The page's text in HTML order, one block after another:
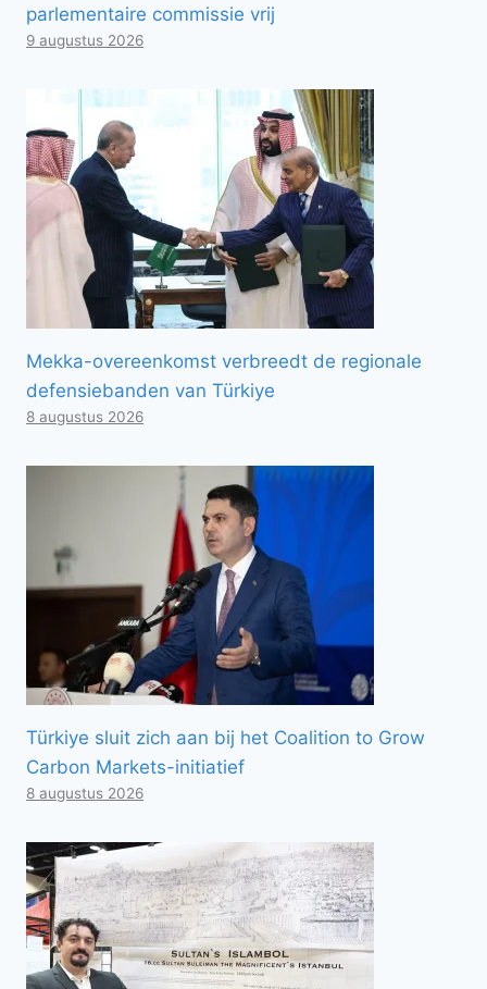
parlementaire commissie vrij
9 augustus 2026
Mekka-overeenkomst verbreedt de regionale
defensiebanden van Türkiye
8 augustus 2026
Türkiye sluit zich aan bij het Coalition to Grow
Carbon Markets-initiatief
8 augustus 2026